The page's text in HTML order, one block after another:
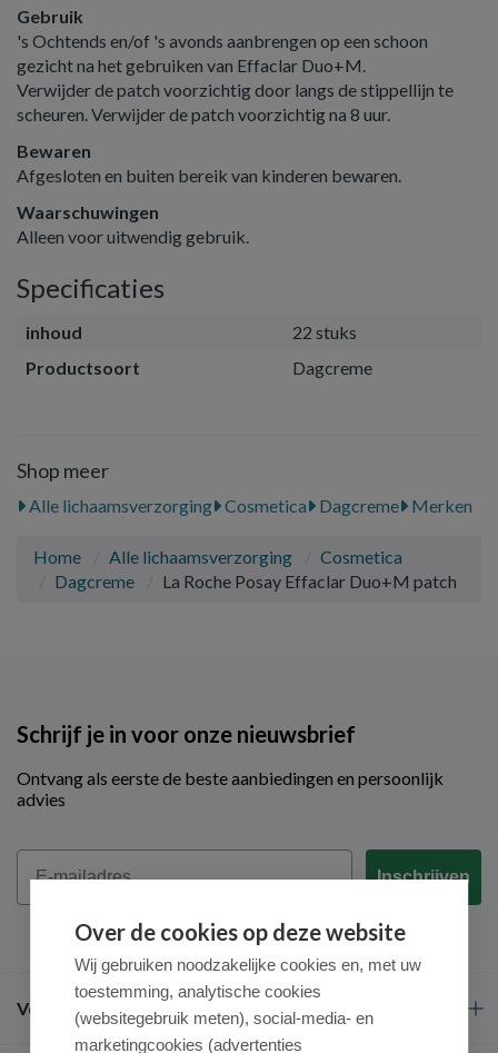
Gebruik
's Ochtends en/of 's avonds aanbrengen op een schoon
gezicht na het gebruiken van Effaclar Duo+M.
Verwijder de patch voorzichtig door langs de stippellijn te
scheuren. Verwijder de patch voorzichtig na 8 uur.
Bewaren
Afgesloten en buiten bereik van kinderen bewaren.
Waarschuwingen
Alleen voor uitwendig gebruik.
Specificaties
inhoud
22 stuks
Productsoort
Dagcreme
Shop meer
Alle lichaamsverzorging Cosmetica Dagcreme Merken
Home Alle lichaamsverzorging
Cosmetica
Dagcreme
La Roche Posay Effaclar Duo+M patch
Schrijf je in voor onze nieuwsbrief
Ontvang als eerste de beste aanbiedingen en persoonlijk
advies
Email
Inschrijven
Veel gestelde vragen
Over de cookies op deze website
Wij gebruiken noodzakelijke cookies en, met uw
toestemming, analytische cookies
(websitegebruik meten), social-media- en
marketingcookies (advertenties